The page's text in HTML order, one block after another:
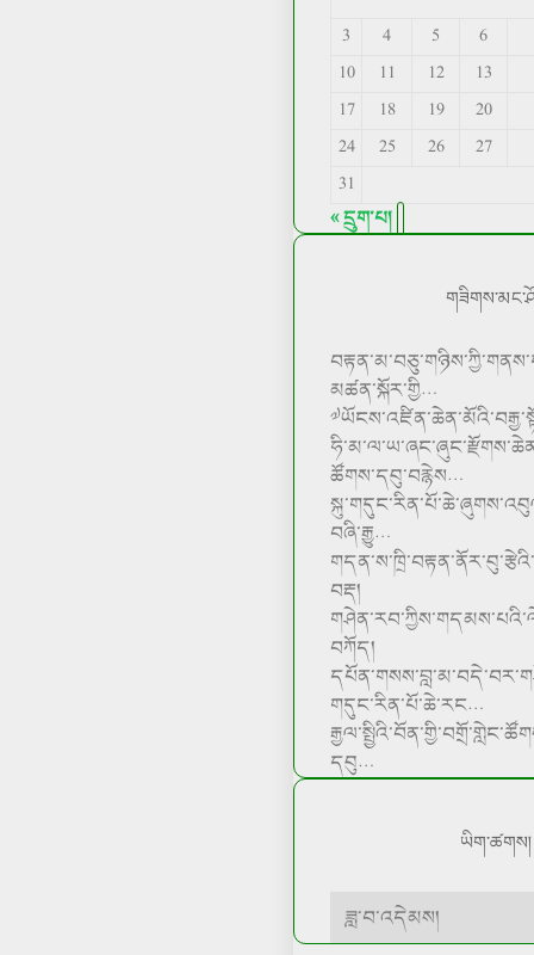
3 4 5
6
10
11 12
13
17
18 19
20
24
25 26
27
31
« དྲུག་པ།
མཚན་སྐོར་གྱི…
ཚོགས་དབུ་བརྙེས…
བཞི་རྒྱུ…
བརྡ།
བཀོད།
གདུང་རིན་པོ་ཆེ་རང…
དབུ…
ཡིག་ཚགས།